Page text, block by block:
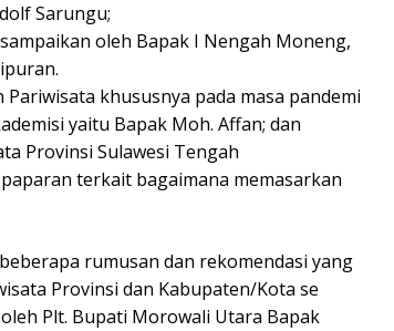
Sarungu;
oleh Bapak I Nengah Moneng,
khususnya pada masa pandemi
yaitu Bapak Moh. Affan; dan
Provinsi Sulawesi Tengah
terkait bagaimana memasarkan
rumusan dan rekomendasi yang
Provinsi dan Kabupaten/Kota se
Plt. Bupati Morowali Utara Bapak